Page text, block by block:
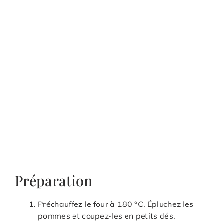
Préparation
Préchauffez le four à 180 °C. Épluchez les
pommes et coupez-les en petits dés.